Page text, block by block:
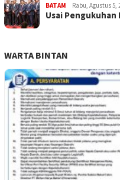
BATAM Rabu, Agustus 5,
Usai
WARTA BINTAN